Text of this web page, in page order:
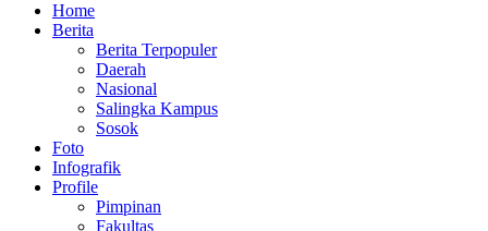
Home
Berita
Berita Terpopuler
Daerah
Nasional
Salingka Kampus
Sosok
Foto
Infografik
Profile
Pimpinan
Fakultas